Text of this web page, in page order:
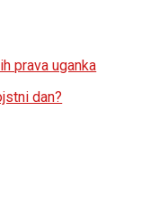
prava uganka
dan?